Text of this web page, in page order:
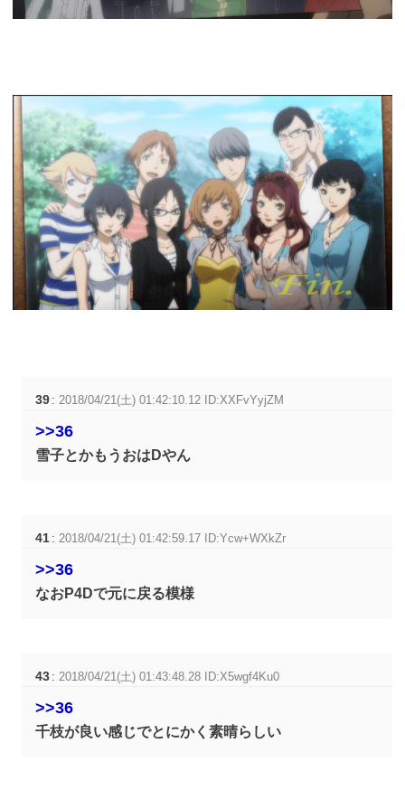
39 : 2018/04/21(土) 01:42:10.12 ID:XXFvYyjZM
>>36
雪子とかもうおはDやん
41 : 2018/04/21(土) 01:42:59.17 ID:Ycw+WXkZr
>>36
なおP4Dで元に戻る模様
43 : 2018/04/21(土) 01:43:48.28 ID:X5wgf4Ku0
>>36
千枝が良い感じでとにかく素晴らしい